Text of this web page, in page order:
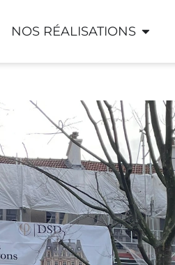
NOS RÉALISATIONS